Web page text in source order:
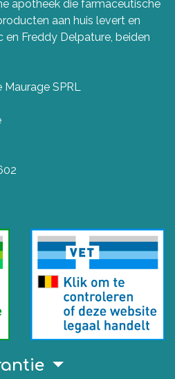
apotheek die farmaceutische
aan huis levert en
Freddy Delpature, beiden
SPRL